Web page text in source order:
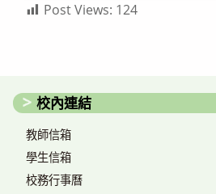
Post Views: 124
校內連結
教師信箱
學生信箱
校務行事曆